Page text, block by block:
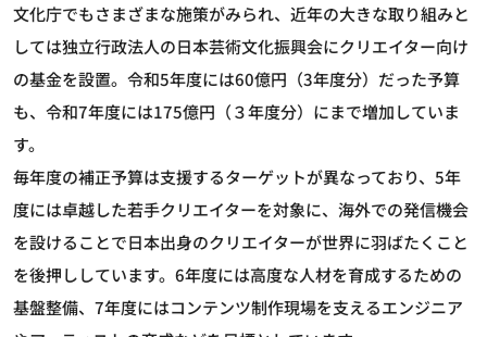
文化庁でもさまざまな施策がみられ、近年の大きな取り組みと
しては独立行政法人の日本芸術文化振興会にクリエイター向け
の基金を設置。令和5年度には60億円（3年度分）だった予算
も、令和7年度には175億円（３年度分）にまで増加していま
す。
毎年度の補正予算は支援するターゲットが異なっており、5年
度には卓越した若手クリエイターを対象に、海外での発信機会
を設けることで日本出身のクリエイターが世界に羽ばたくこと
を後押ししています。6年度には高度な人材を育成するための
基盤整備、7年度にはコンテンツ制作現場を支えるエンジニア